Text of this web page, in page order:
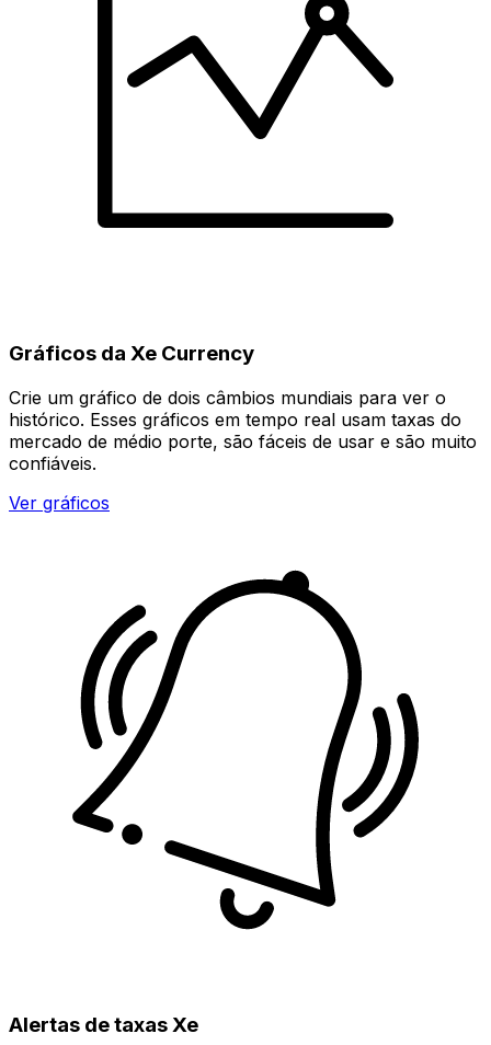
Gráficos da Xe Currency
Crie um gráfico de dois câmbios mundiais para ver o
histórico. Esses gráficos em tempo real usam taxas do
mercado de médio porte, são fáceis de usar e são muito
confiáveis.
Ver gráficos
Alertas de taxas Xe